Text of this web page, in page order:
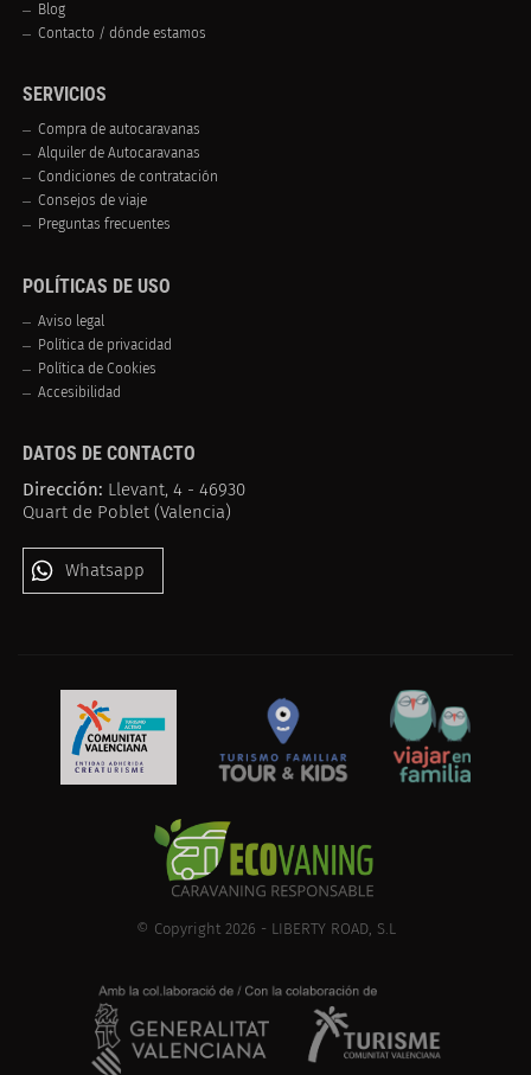
Blog
Contacto / dónde estamos
SERVICIOS
Compra de autocaravanas
Alquiler de Autocaravanas
Condiciones de contratación
Consejos de viaje
Preguntas frecuentes
POLÍTICAS DE USO
Aviso legal
Política de privacidad
Política de Cookies
Accesibilidad
DATOS DE CONTACTO
Dirección: Llevant, 4 - 46930
Quart de Poblet (Valencia)
Whatsapp
© Copyright 2026 - LIBERTY ROAD, S.L